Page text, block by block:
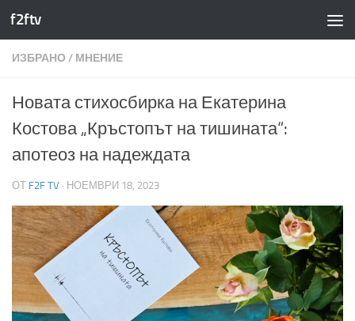
Към съдържанието
f2ftv
ИЗБРАНО / МНЕНИЕ
Новата стихосбирка на Екатерина
Костова „Кръстопът на тишината“:
апотеоз на надеждата
ОТ F2F TV · НОЕМВРИ 18, 2023